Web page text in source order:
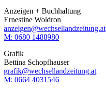
Anzeigen + Buchhaltung
Ernestine Woldron
anzeigen@wechsellandzeitung.at
M: ‭0680 1488980‬
Grafik
Bettina Schopfhauser
grafik@wechsellandzeitung.at
M: 0664 4031546